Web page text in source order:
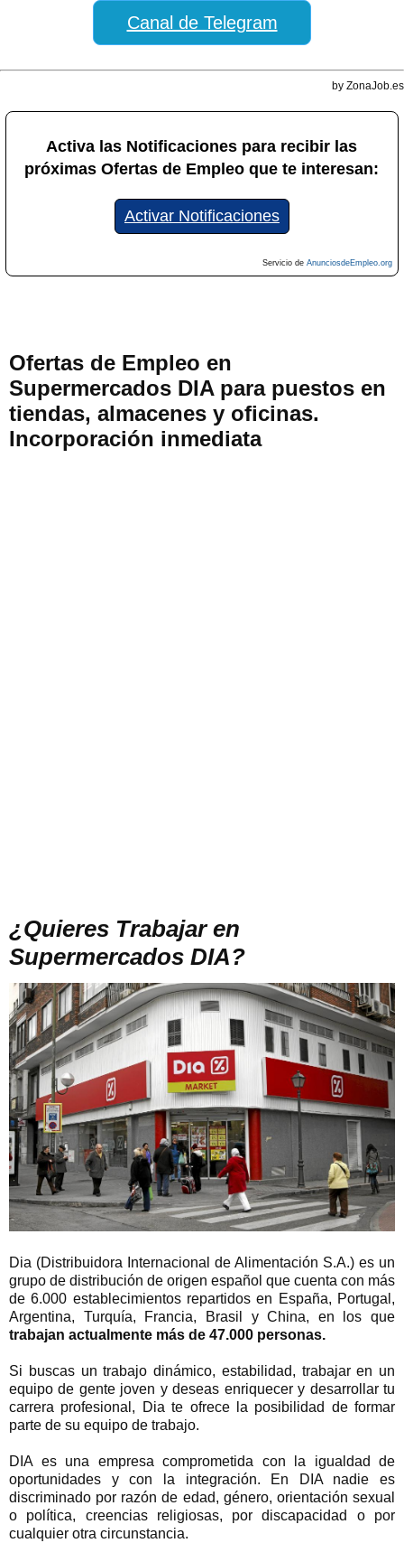
Canal de Telegram
by ZonaJob.es
Activa las Notificaciones para recibir las
próximas Ofertas de Empleo que te interesan:
Activar Notificaciones
Servicio de AnunciosdeEmpleo.org
Ofertas de Empleo en
Supermercados DIA para puestos en
tiendas, almacenes y oficinas.
Incorporación inmediata
¿Quieres Trabajar en
Supermercados DIA?
Dia (Distribuidora Internacional de Alimentación S.A.) es un
grupo de distribución de origen español que cuenta con más
de 6.000 establecimientos repartidos en España, Portugal,
Argentina, Turquía, Francia, Brasil y China, en
los que
trabajan actualmente más de 47.000 personas.
Si buscas un trabajo dinámico, estabilidad, trabajar en un
equipo de gente joven y deseas enriquecer y desarrollar tu
carrera profesional, Dia te ofrece la posibilidad de formar
parte de su equipo de trabajo.
DIA es una empresa comprometida con la igualdad de
oportunidades y con la integración. En DIA nadie es
discriminado por razón de edad, género, orientación sexual
o política, creencias religiosas, por discapacidad o por
cualquier otra circunstancia.